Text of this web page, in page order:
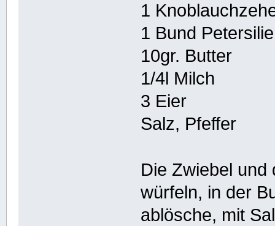
1
1 Bund Petersilie
10gr. Butter
1/4l Milch
3 Eier
Salz, Pfeffer
Die Zwiebel
würfeln, in der
ablösche, mit